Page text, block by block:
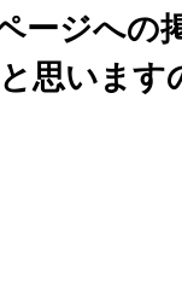
ージへの
思います